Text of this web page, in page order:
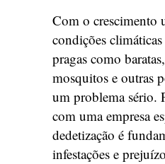
Com o crescimento
condições
pragas como
mosquitos e outras
um problema sério.
com uma empresa
dedetização é
infestações e